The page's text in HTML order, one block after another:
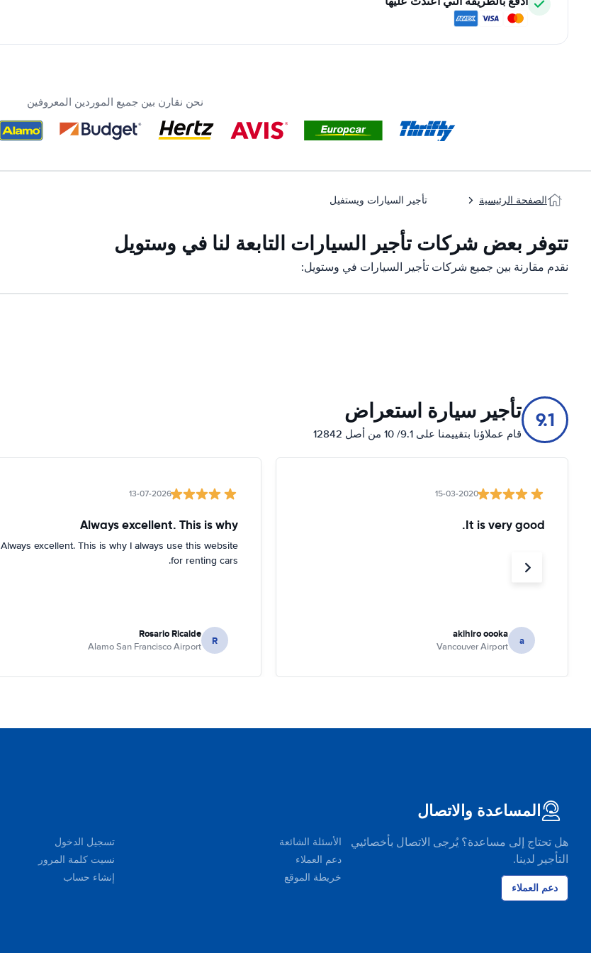
نحن نقارن بين جميع الموردين المعروفين
الصفحة الرئيسية تأجير السيارات ويستفيل
تتوفر بعض شركات تأجير السيارات التابعة لنا في وستویل
نقدم مقارنة بين جميع شركات تأجير السيارات في وستویل:
9.1 تأجير سيارة استعراض
قام عملاؤنا بتقييمنا على 9.1/ 10 من أصل 12842
15-03-2020
It is very good.
a
akihiro oooka
Vancouver Airport
13-07-2026
Always excellent. This is why
Always excellent. This is why I always use this website
for renting cars.
R
Rosario Ricalde
Alamo San Francisco Airport
المساعدة والاتصال
هل تحتاج إلى مساعدة؟ يُرجى الاتصال بأخصائيي
التأجير لدينا.
دعم العملاء
الأسئلة الشائعة
دعم العملاء
خريطة الموقع
تسجيل الدخول
نسيت كلمة المرور
إنشاء حساب